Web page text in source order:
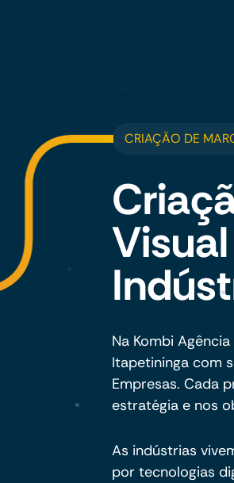
CRIAÇÃO DE
Na Kombi
Itapetininga com
Empresas. Cada
estratégia e nos
As indústrias
por tecnologias